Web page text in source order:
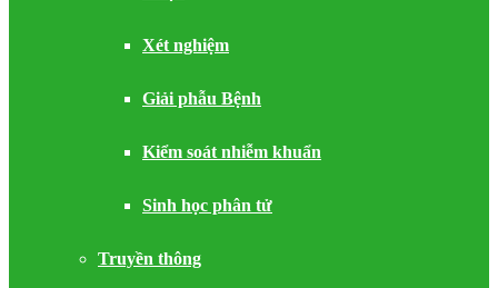
Xét nghiệm
Giải phẫu Bệnh
Kiểm soát nhiễm khuẩn
Sinh học phân tử
Truyền thông